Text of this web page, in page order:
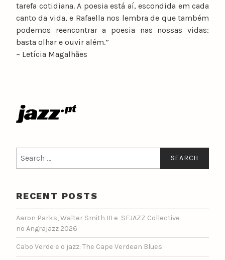
tarefa cotidiana. A poesia está aí, escondida em cada
canto da vida, e Rafaella nos lembra de que também
podemos reencontrar a poesia nas nossas vidas:
basta olhar e ouvir além.”
– Letícia Magalhães
for:
RECENT POSTS
Aaron Parks, Walter Smith III e SFJAZZ Collective
no Angrajazz 2026
Cabo Verde e o jazz: The Cape Verdean Blues